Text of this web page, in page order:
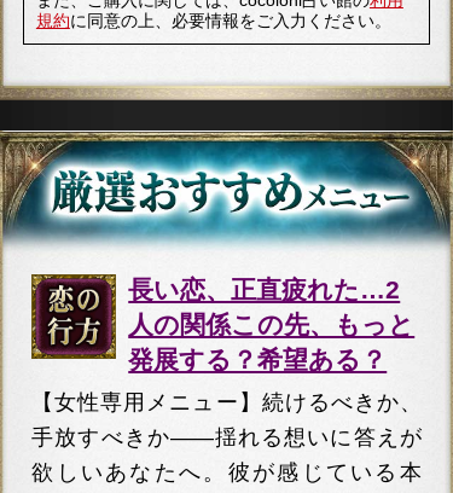
規約に同意の上、必要情報をご入力ください。
長い恋、正直疲れた…2
人の関係この先、もっと
発展する？希望ある？
【女性専用メニュー】続けるべきか、
手放すべきか――揺れる想いに答えが
欲しいあなたへ。彼が感じている本